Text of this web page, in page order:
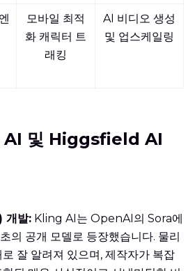
모바일 최적
화 캐릭터 트
래킹
AI 비디오 생성
및 업스케일링
AI 및 Higgsfield AI
개발: Kling AI는 OpenAI의 Sora에
의 공개 모델로 등장했습니다. 물리
잘 알려져 있으며, 제작자가 복잡